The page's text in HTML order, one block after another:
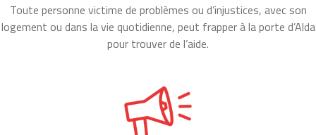
Toute personne victime de problèmes ou d’injustices, avec son
logement ou dans la vie quotidienne, peut frapper à la porte d’Alda
pour trouver de l’aide.